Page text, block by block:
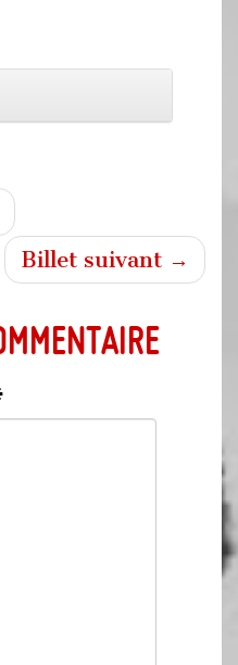
Billet suivant →